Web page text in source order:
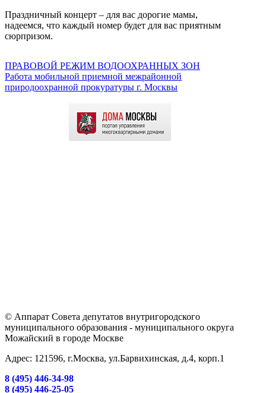
Праздничный концерт – для вас дорогие мамы,
надеемся, что каждый номер будет для вас приятным
сюрпризом.
ПРАВОВОЙ РЕЖИМ ВОДООХРАННЫХ ЗОН
Работа мобильной приемной межрайонной
природоохранной прокуратуры г. Москвы
© Аппарат Совета депутатов внутригородского
муниципального образования - муниципального округа
Можайский в городе Москве
Адрес: 121596, г.Москва, ул.Барвихинская, д.4, корп.1
8 (495) 446-34-98
8 (495) 446-25-05